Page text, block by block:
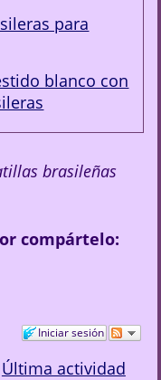
para
blanco con
brasileñas
compártelo:
Iniciar sesión
Última actividad